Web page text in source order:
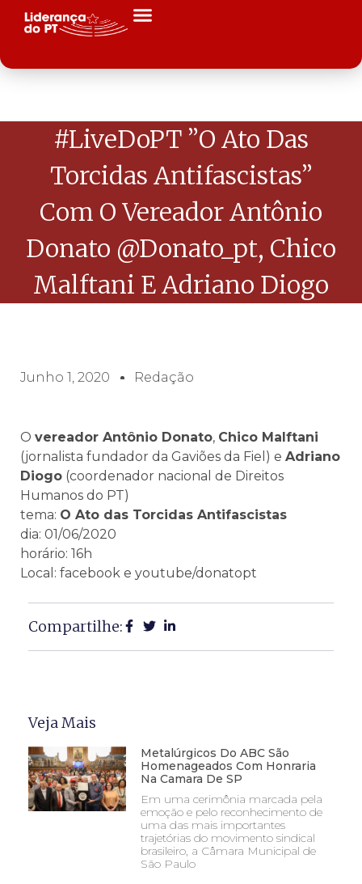
#LiveDoPT ”O Ato Das
Torcidas Antifascistas”
Com O Vereador Antônio
Donato @donato_pt, Chico
Malftani E Adriano Diogo
Junho 1, 2020 Redação
O vereador Antônio Donato, Chico Malftani
(jornalista fundador da Gaviões da Fiel) e Adriano
Diogo (coordenador nacional de Direitos
Humanos do PT)
tema: O Ato das Torcidas Antifascistas
dia: 01/06/2020
horário: 16h
Local: facebook e youtube/donatopt
Compartilhe:
Veja Mais
Metalúrgicos Do ABC São
Homenageados Com Honraria
Na Camara De SP
Em uma cerimônia marcada pela
emoção e pelo reconhecimento de
uma das mais importantes
trajetórias do movimento sindical
brasileiro, a Câmara Municipal de
São Paulo